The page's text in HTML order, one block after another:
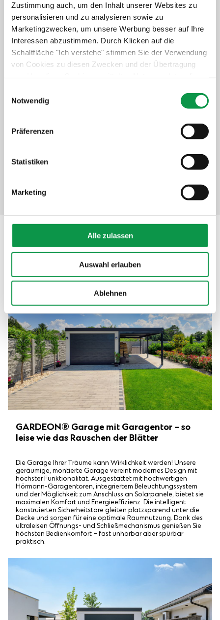
Zustimmung auch, um den Inhalt unserer Websites zu
personalisieren und zu analysieren sowie zu
Marketingzwecken, um unsere Werbung besser auf Ihre
Interessen abzustimmen. Durch Klicken auf die
Schaltfläche "Ich verstehe" stimmen Sie der Verwendung
von Cookies zu diesen Zwecken und der Übertragung
Werbung in sozialen Netzwerken und Werbenetzwerken
auf anderen Websites zu. Diese Zustimmung ist freiwillig
Informationen zu den verwendeten Cookies, zu Ihren
der Verwendung von Cookies nicht oder nur teilweise
zuzustimmen, finden Sie unter dem Link „Detaillierte
Notwendig
Präferenzen
Statistiken
Marketing
Alle zulassen
Auswahl erlauben
Ablehnen
+919,-€
Details anzeigen Verbindlich auswählen
Mehr Komfort im Winter und Sommer
Beschreibung
GARDEON® Garage mit Garagentor – so
leise wie das Rauschen der Blätter
Die Garage Ihrer Träume kann Wirklichkeit werden! Unsere
geräumige, montierte Garage vereint modernes Design mit
höchster Funktionalität. Ausgestattet mit hochwertigen
Hörmann-Garagentoren, integriertem Beleuchtungssystem
und der Möglichkeit zum Anschluss an Solarpanele, bietet sie
maximalen Komfort und Energieeffizienz. Die intelligent
konstruierten Sicherheitstore gleiten platzsparend unter die
Decke und sorgen für eine optimale Raumnutzung. Dank des
ultraleisen Öffnungs- und Schließmechanismus genießen Sie
höchsten Bedienkomfort – fast unhörbar aber spürbar
praktisch.